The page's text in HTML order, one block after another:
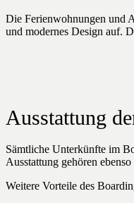
Die Ferienwohnungen und
und modernes Design auf.
Ausstattung
Sämtliche Unterkünfte im
Ausstattung gehören
Weitere Vorteile des